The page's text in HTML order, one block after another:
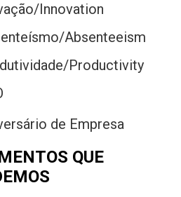
Innovation
Absenteeism
Productivity
de Empresa
QUE